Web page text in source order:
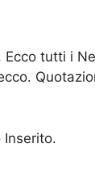
Ecco tutti i
Inserito.